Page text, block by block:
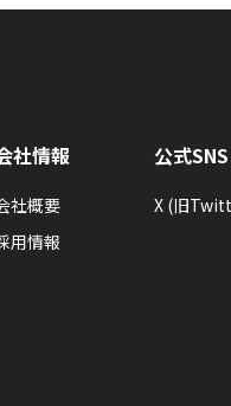
社情報
社概要
用情報
公式SNS
X (旧